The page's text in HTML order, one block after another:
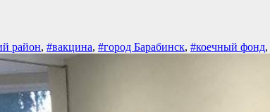
район, #вакцина, #город Барабинск, #коечный фонд,